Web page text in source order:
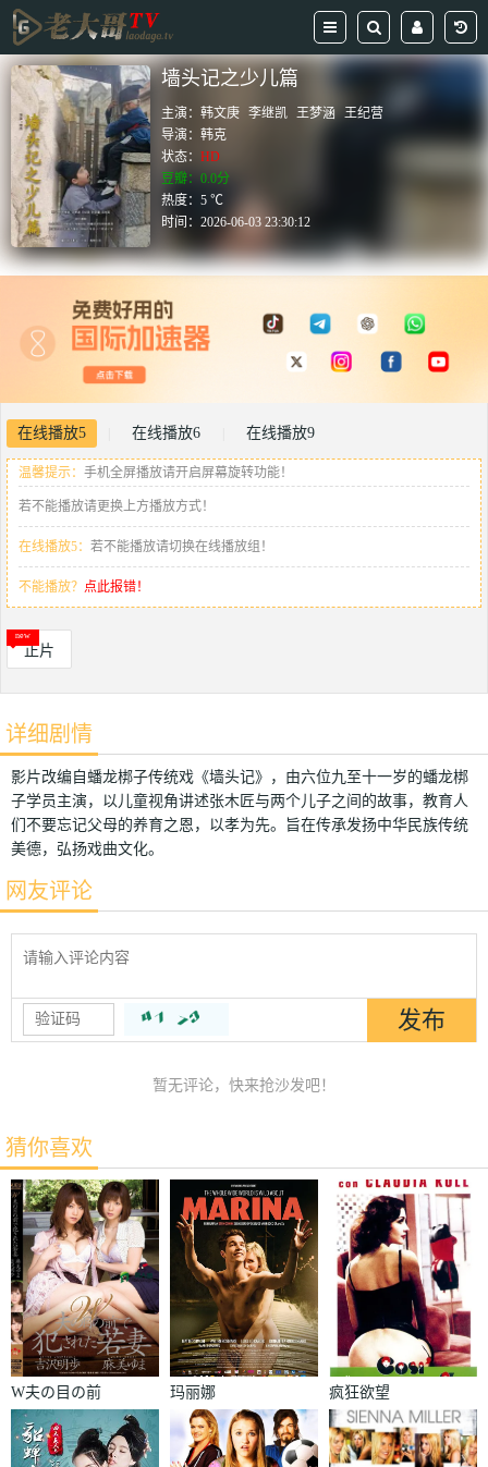
墙头记之少儿篇
主演：韩文庚 李继凯 王梦涵
王纪营
导演：韩克
状态：HD
豆瓣：0.0分
热度：5 ℃
时间：2026-06-03 23:30:12
在线播放5 在线播放6 在线播放9
温馨提示： 手机全屏播放请开启屏幕旋转功能！
若不能播放请更换上方播放方式！
在线播放5： 若不能播放请切换在线播放组！
不能播放？ 点此报错！
正片
详细剧情
影片改编自蟠龙梆子传统戏《墙头记》，由六位九至十一岁的蟠龙梆
子学员主演，以儿童视角讲述张木匠与两个儿子之间的故事，教育人
们不要忘记父母的养育之恩，以孝为先。旨在传承发扬中华民族传统
美德，弘扬戏曲文化。
网友评论
暂无评论，快来抢沙发吧！
猜你喜欢
W夫の目の前
で犯された若
妻
玛丽娜 疯狂欲望